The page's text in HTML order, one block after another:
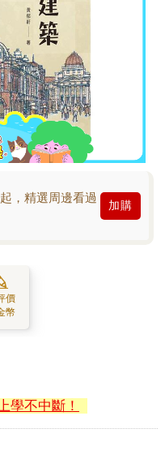
，精選周邊看過
加購
價
幣
學不中斷！